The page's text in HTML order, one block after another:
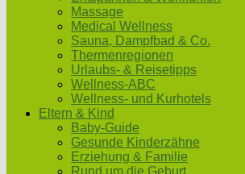
Massage
Medical Wellness
Sauna, Dampfbad & Co.
Thermenregionen
Urlaubs- & Reisetipps
Wellness-ABC
Wellness- und Kurhotels
Eltern & Kind
Baby-Guide
Gesunde Kinderzähne
Erziehung & Familie
Rund um die Geburt